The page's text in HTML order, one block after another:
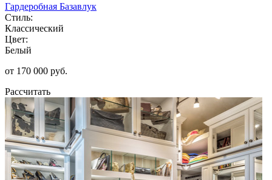
Гардеробная Базавлук
Стиль:
Классический
Цвет:
Белый
от 170 000 руб.
Рассчитать